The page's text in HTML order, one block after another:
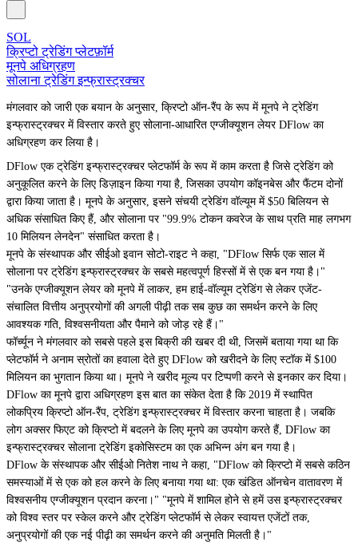
SOL
क्रिप्टो ट्रेडिंग प्लेटफ़ॉर्म
मूनपे अधिग्रहण
सोलाना ट्रेडिंग इन्फ्रास्ट्रक्चर
मंगलवार को जारी एक बयान के अनुसार, क्रिप्टो ऑन-रैंप के रूप में मूनपे ने ट्रेडिंग
इन्फ्रास्ट्रक्चर में विस्तार करते हुए सोलाना-आधारित एग्जीक्यूशन लेयर DFlow का
अधिग्रहण कर लिया है।
DFlow एक ट्रेडिंग इन्फ्रास्ट्रक्चर प्लेटफॉर्म के रूप में काम करता है जिसे ट्रेडिंग को
अनुकूलित करने के लिए डिज़ाइन किया गया है, जिसका उपयोग कॉइनबेस और फैंटम दोनों
द्वारा किया जाता है। मूनपे के अनुसार, इसने संचयी ट्रेडिंग वॉल्यूम में $50 बिलियन से
अधिक संसाधित किए हैं, और सोलाना पर "99.9% टोकन कवरेज के साथ प्रति माह लगभग
10 मिलियन लेनदेन" संसाधित करता है।
मूनपे के संस्थापक और सीईओ इवान सोटो-राइट ने कहा, "DFlow सिर्फ एक साल में
सोलाना पर ट्रेडिंग इन्फ्रास्ट्रक्चर के सबसे महत्वपूर्ण हिस्सों में से एक बन गया है।"
"उनके एग्जीक्यूशन लेयर को मूनपे में लाकर, हम हाई-वॉल्यूम ट्रेडिंग से लेकर एजेंट-
संचालित वित्तीय अनुप्रयोगों की अगली पीढ़ी तक सब कुछ का समर्थन करने के लिए
आवश्यक गति, विश्वसनीयता और पैमाने को जोड़ रहे हैं।"
फॉर्च्यून ने मंगलवार को सबसे पहले इस बिक्री की खबर दी थी, जिसमें बताया गया था कि
प्लेटफॉर्म ने अनाम स्रोतों का हवाला देते हुए DFlow को खरीदने के लिए स्टॉक में $100
मिलियन का भुगतान किया था। मूनपे ने खरीद मूल्य पर टिप्पणी करने से इनकार कर दिया।
DFlow का मूनपे द्वारा अधिग्रहण इस बात का संकेत देता है कि 2019 में स्थापित
लोकप्रिय क्रिप्टो ऑन-रैंप, ट्रेडिंग इन्फ्रास्ट्रक्चर में विस्तार करना चाहता है। जबकि
लोग अक्सर फिएट को क्रिप्टो में बदलने के लिए मूनपे का उपयोग करते हैं, DFlow का
इन्फ्रास्ट्रक्चर सोलाना ट्रेडिंग इकोसिस्टम का एक अभिन्न अंग बन गया है।
DFlow के संस्थापक और सीईओ नितेश नाथ ने कहा, "DFlow को क्रिप्टो में सबसे कठिन
समस्याओं में से एक को हल करने के लिए बनाया गया था: एक खंडित ऑनचेन वातावरण में
विश्वसनीय एग्जीक्यूशन प्रदान करना।" "मूनपे में शामिल होने से हमें उस इन्फ्रास्ट्रक्चर
को विश्व स्तर पर स्केल करने और ट्रेडिंग प्लेटफॉर्म से लेकर स्वायत्त एजेंटों तक,
अनुप्रयोगों की एक नई पीढ़ी का समर्थन करने की अनुमति मिलती है।"